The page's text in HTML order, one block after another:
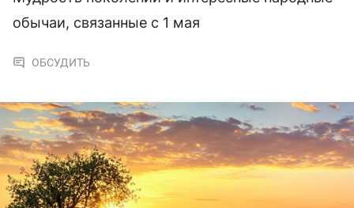
обычаи, связанные с 1 мая
ОБСУДИТЬ